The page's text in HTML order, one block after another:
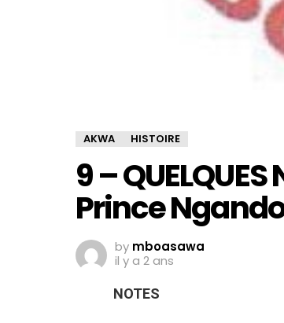
AKWA HISTOIRE
9 – QUELQUES
Prince
by mboasawa
il y a 2 ans
NOTES